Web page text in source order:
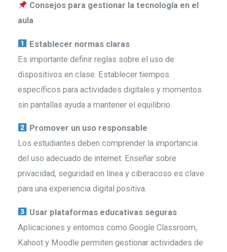
Consejos para gestionar la tecnología en el
aula
Establecer normas claras
Es importante definir reglas sobre el uso de
dispositivos en clase. Establecer tiempos
específicos para actividades digitales y momentos
sin pantallas ayuda a mantener el equilibrio.
Promover un uso responsable
Los estudiantes deben comprender la importancia
del uso adecuado de internet. Enseñar sobre
privacidad, seguridad en línea y ciberacoso es clave
para una experiencia digital positiva.
Usar plataformas educativas seguras
Aplicaciones y entornos como Google Classroom,
Kahoot y Moodle permiten gestionar actividades de